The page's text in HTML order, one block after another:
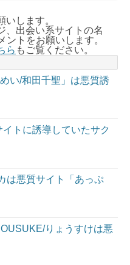
いします。
、出会い系サイトの名
トをお願いします。
ら もご覧ください。
い/和田千聖」は悪質誘
トに誘導していたサク
は悪質サイト「あっぷ
りょうすけは悪